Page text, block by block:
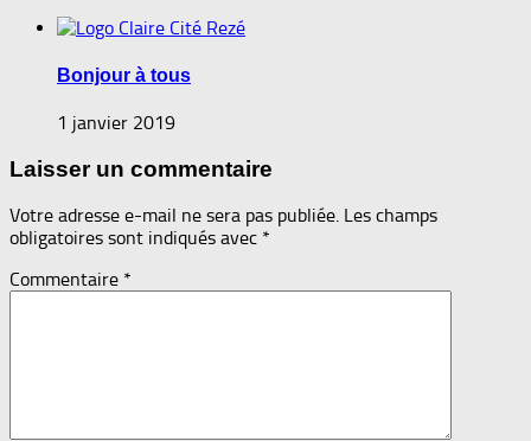
Bonjour à tous
1 janvier 2019
Laisser un commentaire
Votre adresse e-mail ne sera pas publiée. Les champs
obligatoires sont indiqués avec *
Commentaire *